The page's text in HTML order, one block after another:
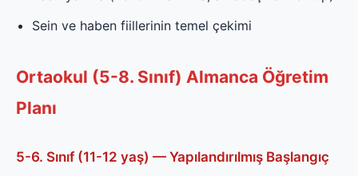
Sein ve haben fiillerinin temel çekimi
Ortaokul (5-8. Sınıf) Almanca Öğretim
Planı
5-6. Sınıf (11-12 yaş) — Yapılandırılmış Başlangıç